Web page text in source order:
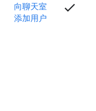
向聊天室
添加用户
check